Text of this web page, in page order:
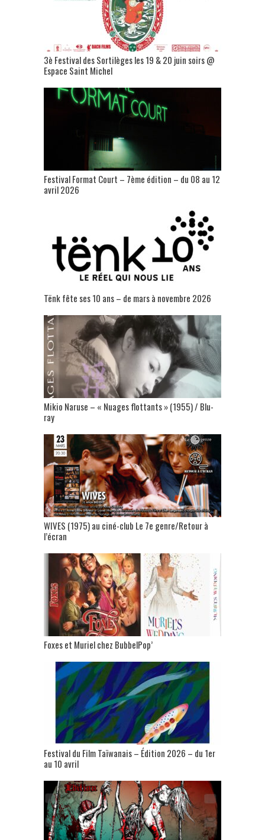
3è Festival des Sortilèges les 19 & 20 juin soirs @
Espace Saint Michel
Festival Format Court – 7ème édition – du 08 au 12
avril 2026
Tënk fête ses 10 ans – de mars à novembre 2026
Mikio Naruse – « Nuages flottants » (1955) / Blu-
ray
WIVES (1975) au ciné-club Le 7e genre/Retour à
l’écran
Foxes et Muriel chez BubbelPop’
Festival du Film Taïwanais – Édition 2026 – du 1er
au 10 avril